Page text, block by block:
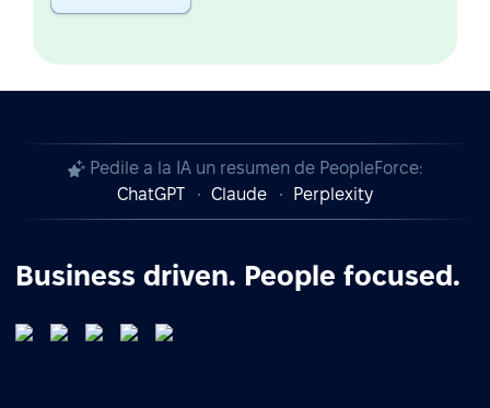
Pedile a la IA un resumen de PeopleForce:
ChatGPT
Claude Perplexity
Business driven. People focused.